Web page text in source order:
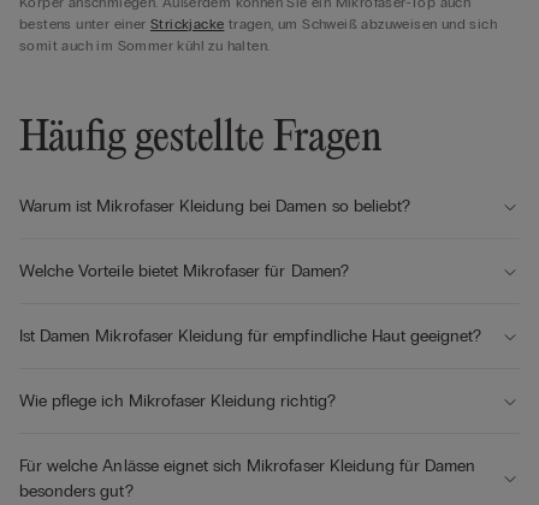
bestens unter einerStrickjacke tragen, um Schweiß abzuweisen und sich
somit auch im Sommer kühl zu halten.
Häufig gestellte Fragen
Warum ist Mikrofaser Kleidung bei Damen so beliebt?
Welche Vorteile bietet Mikrofaser für Damen?
Ist Damen Mikrofaser Kleidung für empfindliche Haut geeignet?
Wie pflege ich Mikrofaser Kleidung richtig?
Für welche Anlässe eignet sich Mikrofaser Kleidung für Damen
besonders gut?